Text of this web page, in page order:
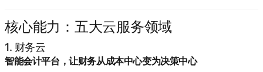
核心能力：五大云服务领域
1. 财务云
智能会计平台，让财务从成本中心变为决策中心